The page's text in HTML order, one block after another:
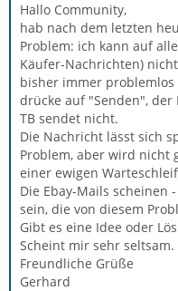
Hallo Community,
hab nach dem letzten
Problem: ich kann auf
Käufer-Nachrichten)
bisher immer
drücke auf "Senden",
TB sendet nicht.
Die Nachricht lässt sich
Problem, aber wird nicht
einer ewigen
Die Ebay-Mails scheinen
sein, die von diesem
Gibt es eine Idee oder
Scheint mir sehr seltsam.
Freundliche Grüße
Gerhard